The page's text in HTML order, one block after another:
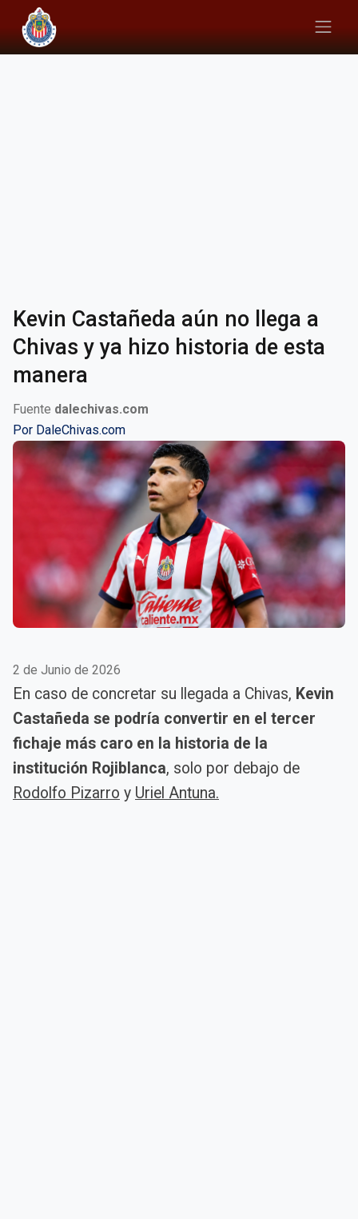
Kevin Castañeda aún no llega a
Chivas y ya hizo historia de esta
manera
Fuente dalechivas.com
Por DaleChivas.com
2 de Junio de 2026
En caso de concretar su llegada a Chivas, Kevin
Castañeda se podría convertir en el tercer
fichaje más caro en la historia de la
institución Rojiblanca, solo por debajo de
Rodolfo Pizarro y Uriel Antuna.